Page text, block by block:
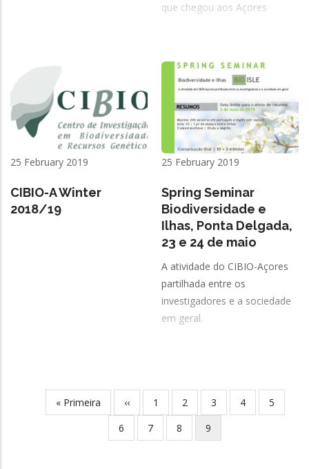
que chegou aos Açores
25 February 2019
CIBIO-A Winter
2018/19
25 February 2019
Spring Seminar
Biodiversidade e
Ilhas, Ponta Delgada,
23 e 24 de maio
A atividade do CIBIO-Açores
partilhada entre os
investigadores e a sociedade
em geral.
Pagination
First
page
« Primeira
Previous
page
‹‹ Page
1 Page
2 Page
3 Page
4 Page
5
Page
6 Page
7 Page
8
Current
page
9